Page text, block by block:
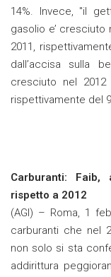
14%. Invece, "il
gasolio e’
2011,
dall’accisa sulla
cresciuto nel
rispettivamente del
Carburanti:
rispetto a 2012
(AGI) – Roma, 1
carburanti che nel
non solo si sta
addirittura